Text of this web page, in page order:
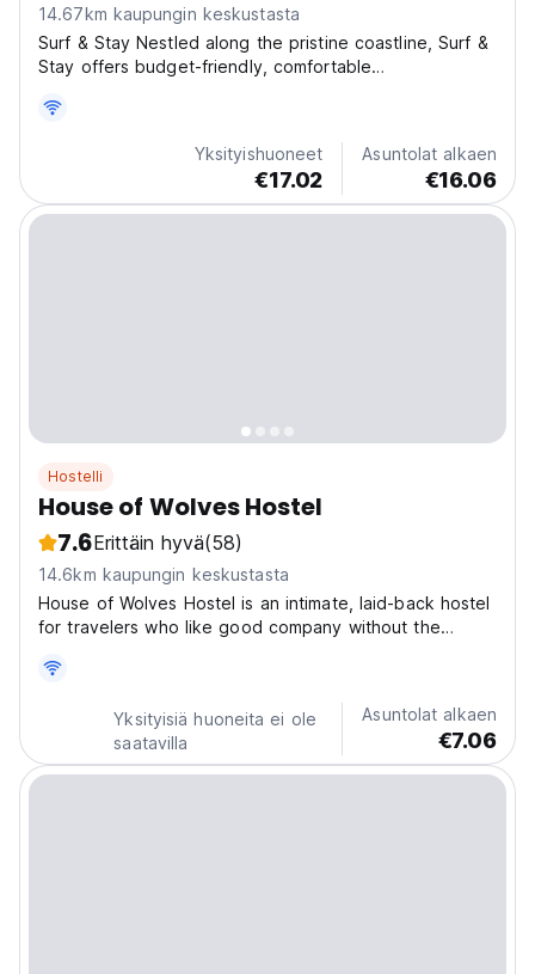
14.67km kaupungin keskustasta
Surf & Stay Nestled along the pristine coastline, Surf &
Stay offers budget-friendly, comfortable
shores. Designed for backpackers, solo travelers, and
groups, this beachfront dorm combines convenience,
Yksityishuoneet
€17.02
Asuntolat alkaen
€16.06
Hostelli
House of Wolves Hostel
7.6Erittäin hyvä(58)
14.6km kaupungin keskustasta
House of Wolves Hostel is an intimate, laid-back hostel
for travelers who like good company without the
late-night conversations, and mornings that start slow.
This is the place for solo travelers who...
Yksityisiä huoneita ei ole
saatavilla
Asuntolat alkaen
€7.06